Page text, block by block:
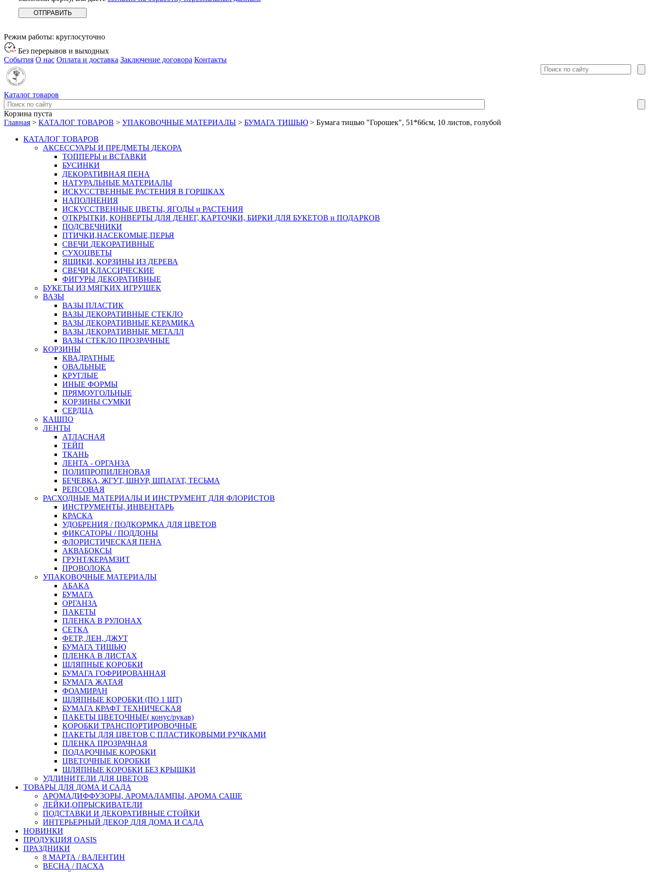
Режим работы: круглосуточно
Без перерывов и выходных
События О нас Оплата и доставка Заключение договора Контакты
Каталог товаров
Корзина пуста
Главная > КАТАЛОГ ТОВАРОВ > УПАКОВОЧНЫЕ МАТЕРИАЛЫ > БУМАГА ТИШЬЮ > Бумага тишью "Горошек", 51*66см, 10 листов, голубой
КАТАЛОГ ТОВАРОВ
АКСЕССУАРЫ И ПРЕДМЕТЫ ДЕКОРА
ТОППЕРЫ и ВСТАВКИ
БУСИНКИ
ДЕКОРАТИВНАЯ ПЕНА
НАТУРАЛЬНЫЕ МАТЕРИАЛЫ
ИСКУССТВЕННЫЕ РАСТЕНИЯ В ГОРШКАХ
НАПОЛНЕНИЯ
ИСКУССТВЕННЫЕ ЦВЕТЫ, ЯГОДЫ и РАСТЕНИЯ
ОТКРЫТКИ, КОНВЕРТЫ ДЛЯ ДЕНЕГ, КАРТОЧКИ, БИРКИ ДЛЯ БУКЕТОВ и ПОДАРКОВ
ПОДСВЕЧНИКИ
ПТИЧКИ,НАСЕКОМЫЕ,ПЕРЬЯ
СВЕЧИ ДЕКОРАТИВНЫЕ
СУХОЦВЕТЫ
ЯЩИКИ, КОРЗИНЫ ИЗ ДЕРЕВА
СВЕЧИ КЛАССИЧЕСКИЕ
ФИГУРЫ ДЕКОРАТИВНЫЕ
БУКЕТЫ ИЗ МЯГКИХ ИГРУШЕК
ВАЗЫ
ВАЗЫ ПЛАСТИК
ВАЗЫ ДЕКОРАТИВНЫЕ СТЕКЛО
ВАЗЫ ДЕКОРАТИВНЫЕ КЕРАМИКА
ВАЗЫ ДЕКОРАТИВНЫЕ МЕТАЛЛ
ВАЗЫ СТЕКЛО ПРОЗРАЧНЫЕ
КОРЗИНЫ
КВАДРАТНЫЕ
ОВАЛЬНЫЕ
КРУГЛЫЕ
ИНЫЕ ФОРМЫ
ПРЯМОУГОЛЬНЫЕ
КОРЗИНЫ СУМКИ
СЕРДЦА
КАШПО
ЛЕНТЫ
АТЛАСНАЯ
ТЕЙП
ТКАНЬ
ЛЕНТА - ОРГАНЗА
ПОЛИПРОПИЛЕНОВАЯ
БЕЧЕВКА, ЖГУТ, ШНУР, ШПАГАТ, ТЕСЬМА
РЕПСОВАЯ
РАСХОДНЫЕ МАТЕРИАЛЫ И ИНСТРУМЕНТ ДЛЯ ФЛОРИСТОВ
ИНСТРУМЕНТЫ, ИНВЕНТАРЬ
КРАСКА
УДОБРЕНИЯ / ПОДКОРМКА ДЛЯ ЦВЕТОВ
ФИКСАТОРЫ / ПОДДОНЫ
ФЛОРИСТИЧЕСКАЯ ПЕНА
АКВАБОКСЫ
ГРУНТ/КЕРАМЗИТ
ПРОВОЛОКА
УПАКОВОЧНЫЕ МАТЕРИАЛЫ
АБАКА
БУМАГА
ОРГАНЗА
ПАКЕТЫ
ПЛЕНКА В РУЛОНАХ
СЕТКА
ФЕТР, ЛЕН, ДЖУТ
БУМАГА ТИШЬЮ
ПЛЕНКА В ЛИСТАХ
ШЛЯПНЫЕ КОРОБКИ
БУМАГА ГОФРИРОВАННАЯ
БУМАГА ЖАТАЯ
ФОАМИРАН
ШЛЯПНЫЕ КОРОБКИ (ПО 1 ШТ)
БУМАГА КРАФТ ТЕХНИЧЕСКАЯ
ПАКЕТЫ ЦВЕТОЧНЫЕ( конус/рукав)
КОРОБКИ ТРАНСПОРТИРОВОЧНЫЕ
ПАКЕТЫ ДЛЯ ЦВЕТОВ С ПЛАСТИКОВЫМИ РУЧКАМИ
ПЛЕНКА ПРОЗРАЧНАЯ
ПОДАРОЧНЫЕ КОРОБКИ
ЦВЕТОЧНЫЕ КОРОБКИ
ШЛЯПНЫЕ КОРОБКИ БЕЗ КРЫШКИ
УДЛИНИТЕЛИ ДЛЯ ЦВЕТОВ
ТОВАРЫ ДЛЯ ДОМА И САДА
АРОМАДИФФУЗОРЫ, АРОМАЛАМПЫ, АРОМА САШЕ
ЛЕЙКИ,ОПРЫСКИВАТЕЛИ
ПОДСТАВКИ И ДЕКОРАТИВНЫЕ СТОЙКИ
ИНТЕРЬЕРНЫЙ ДЕКОР ДЛЯ ДОМА И САДА
НОВИНКИ
ПРОДУКЦИЯ OASIS
ПРАЗДНИКИ
8 МАРТА / ВАЛЕНТИН
ВЕСНА / ПАСХА